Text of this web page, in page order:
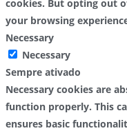
cookies. But opting out
your browsing
Necessary
Necessary
Sempre ativado
Necessary cookies are
function properly. This
ensures basic